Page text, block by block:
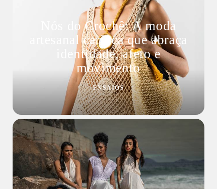
Nós do Crochê: A moda
artesanal carioca que abraça
identidade, afeto e
movimento
ENSAIOS